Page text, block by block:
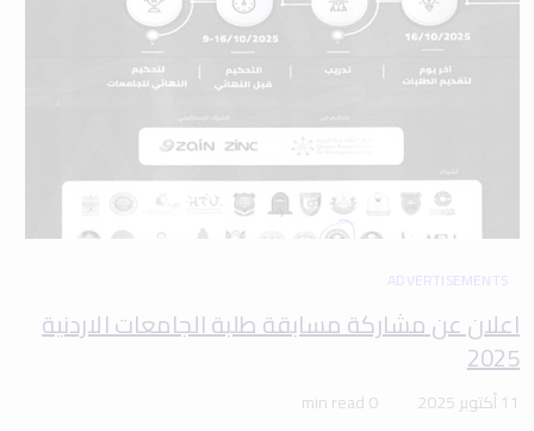
ADVERTISEMENTS
اعلان عن مشاركة مسابقة طلبة الجامعات الاردنية
2025
11 أكتوبر 2025 0 min read